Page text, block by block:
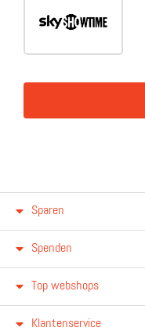
Sparen
Spenden
Top webshops
Klantenservice